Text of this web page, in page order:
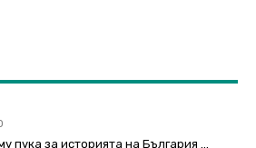
пука за историята на България …